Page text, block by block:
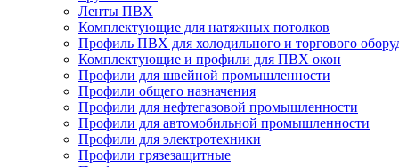
Ленты ПВХ
Комплектующие для натяжных потолков
Профиль ПВХ для холодильного и торгового
Комплектующие и профили для ПВХ окон
Профили для швейной промышленности
Профили общего назначения
Профили для нефтегазовой промышленности
Профили для автомобильной промышленности
Профили для электротехники
Профили грязезащитные